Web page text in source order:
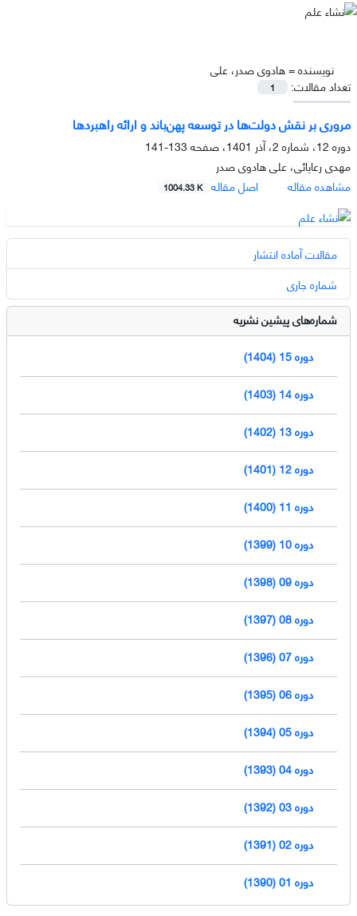
نویسنده =هادوی صدر، علی
تعداد مقالات:
1
مروری بر نقش دولت‌ها در توسعه پهن‌باند و ارائه راهبردها
دوره 12، شماره 2، آذر 1401، صفحه
133-141
مهدی رعایائی، علی هادوی صدر
مشاهده مقاله
اصل مقاله 1004.33 K
مقالات آماده انتشار
شماره جاری
شماره‌های پیشین نشریه
دوره 15 (1404)
دوره 14 (1403)
دوره 13 (1402)
دوره 12 (1401)
دوره 11 (1400)
دوره 10 (1399)
دوره 09 (1398)
دوره 08 (1397)
دوره 07 (1396)
دوره 06 (1395)
دوره 05 (1394)
دوره 04 (1393)
دوره 03 (1392)
دوره 02 (1391)
دوره 01 (1390)